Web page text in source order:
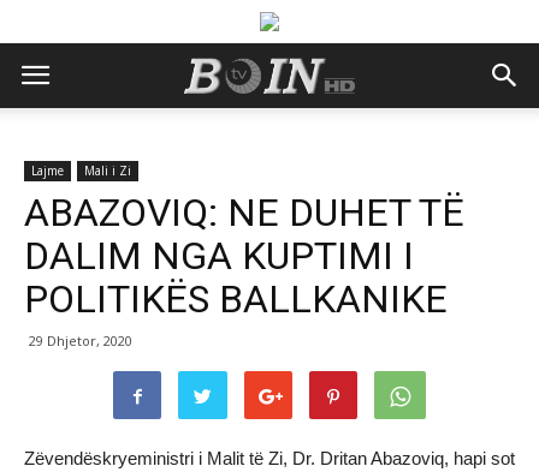
Lajme Mali i Zi
ABAZOVIQ: NE DUHET TË
DALIM NGA KUPTIMI I
POLITIKËS BALLKANIKE
29 Dhjetor, 2020
Zëvendëskryeministri i Malit të Zi, Dr. Dritan Abazoviq, hapi sot